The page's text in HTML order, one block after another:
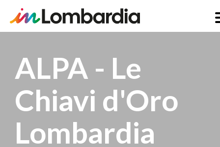
contenuto
principale
ALPA - Le
Chiavi d'Oro
Lombardia